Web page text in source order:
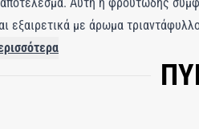
εξαιρετικά με άρωμα
κομψότητας και άμεσης
δημιουργώντας ένα
υπόσχεση χαράς που μαγεύει και